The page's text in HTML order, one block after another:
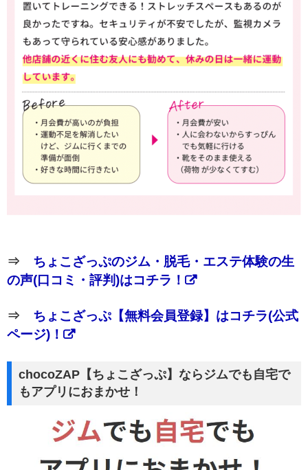
⇒ ちょこざっぷのジム・脱毛・エステ体験の生
の声(口コミ・評判)はコチラ！
⇒ ちょこざっぷ【無料会員登録】はコチラ(公式
ページ)！
chocoZAP【ちょこざっぷ】ならジムでも自宅で
もアプリにおまかせ！